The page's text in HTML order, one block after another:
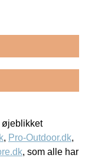
øjeblikket
, Pro-Outdoor.dk,
, som alle har